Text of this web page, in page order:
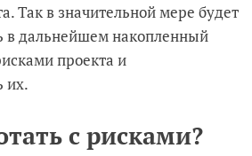
Так в значительной мере будет
в дальнейшем накопленный
проекта и
их.
с рисками?